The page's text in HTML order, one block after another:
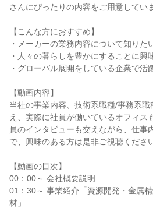
さんにぴったりの内容をご用意してい
【こんな方におすすめ】
・メーカーの業務内容について知りた
・人々の暮らしを豊かにすることに興
・グローバル展開をしている企業で活
【動画内容】
当社の事業内容、技術系職種/事務系
え、実際に社員が働いているオフィス
員のインタビューも交えながら、仕事
で、興味のある方は是非ご視聴くださ
【動画の目次】
00：00～ 会社概要説明
01：30～ 事業紹介「資源開発・金属
材」